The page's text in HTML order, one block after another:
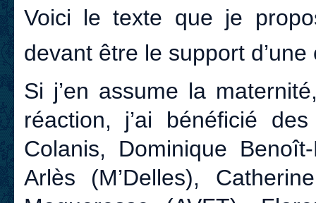
Voici le texte que je
devant être le support
Si j’en assume la
réaction, j’ai bénéficié
Colanis, Dominique
Arlès (M’Delles),